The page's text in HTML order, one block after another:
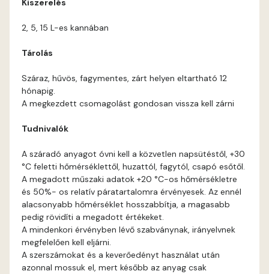
Kiszerelés
2, 5, 15 L-es kannában
Tárolás
Száraz, hűvös, fagymentes, zárt helyen eltartható 12
hónapig.
A megkezdett csomagolást gondosan vissza kell zárni
Tudnivalók
A száradó anyagot óvni kell a közvetlen napsütéstől, +30
°C feletti hőmérséklettől, huzattól, fagytól, csapó esőtől.
A megadott műszaki adatok +20 °C-os hőmérsékletre
és 50%- os relatív páratartalomra érvényesek. Az ennél
alacsonyabb hőmérséklet hosszabbítja, a magasabb
pedig rövidíti a megadott értékeket.
A mindenkori érvényben lévő szabványnak, irányelvnek
megfelelően kell eljárni.
A szerszámokat és a keverőedényt használat után
azonnal mossuk el, mert később az anyag csak